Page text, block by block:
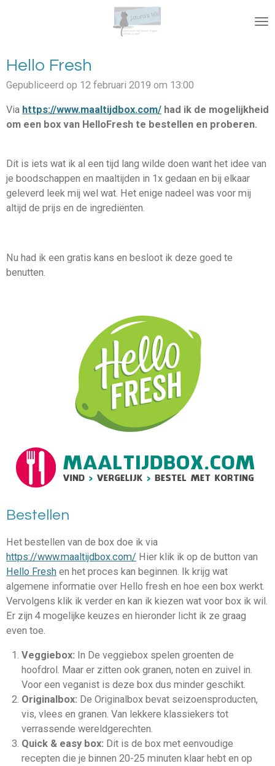
de
hoofdinhoud
Hello Fresh
Gepubliceerd op 12 februari 2019 om 13:00
Via https://www.maaltijdbox.com/ had ik de mogelijkheid
om een box van HelloFresh te bestellen en proberen.
Dit is iets wat ik al een tijd lang wilde doen want het idee van
je boodschappen en maaltijden in 1x gedaan en bij elkaar
geleverd leek mij wel wat. Het enige nadeel was voor mij
altijd de prijs en de ingrediënten.
Nu had ik een gratis kans en besloot ik deze goed te
benutten.
Bestellen
Het bestellen van de box doe ik via
https://www.maaltijdbox.com/ Hier klik ik op de button van
Hello Fresh en het proces kan beginnen. Ik krijg wat
algemene informatie over Hello fresh en hoe een box werkt.
Vervolgens klik ik verder en kan ik kiezen wat voor box ik wil.
Er zijn 4 mogelijke keuzes en hieronder licht ik ze graag
even toe.
Veggiebox: In De veggiebox spelen groenten de
hoofdrol. Maar er zitten ook granen, noten en zuivel in.
Voor een veganist is deze box dus minder geschikt.
Originalbox: De Originalbox bevat seizoensproducten,
vis, vlees en granen. Van lekkere klassiekers tot
verrassende wereldgerechten.
Quick & easy box: Dit is de box met eenvoudige
recepten die je binnen 20-25 minuten klaar hebt en op